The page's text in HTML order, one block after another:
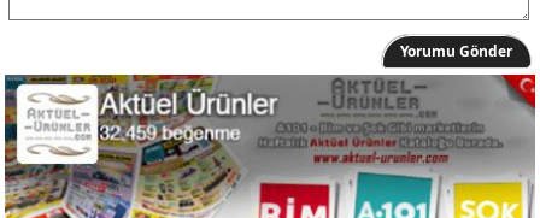
Yorumu Gönder